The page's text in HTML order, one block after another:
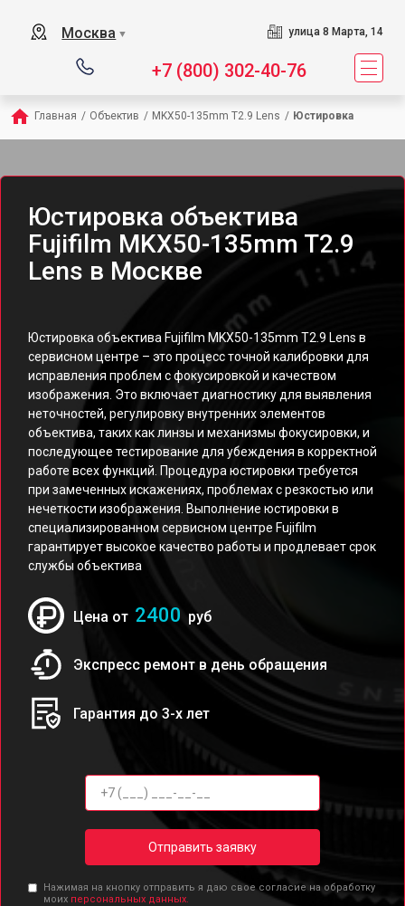
Москва ▼ улица 8 Марта, 14
+7 (800) 302-40-76
Главная / Объектив / MKX50-135mm T2.9 Lens / Юстировка
Юстировка объектива
Fujifilm MKX50-135mm T2.9
Lens в Москве
Юстировка объектива Fujifilm MKX50-135mm T2.9 Lens в
сервисном центре – это процесс точной калибровки для
исправления проблем с фокусировкой и качеством
изображения. Это включает диагностику для выявления
неточностей, регулировку внутренних элементов
объектива, таких как линзы и механизмы фокусировки, и
последующее тестирование для убеждения в корректной
работе всех функций. Процедура юстировки требуется
при замеченных искажениях, проблемах с резкостью или
нечеткости изображения. Выполнение юстировки в
специализированном сервисном центре Fujifilm
гарантирует высокое качество работы и продлевает срок
службы объектива
Цена от 2400 руб
Экспресс ремонт в день обращения
Гарантия до 3-х лет
Отправить заявку
Нажимая на кнопку отправить я даю свое согласие на обработку
моих персональных данных.